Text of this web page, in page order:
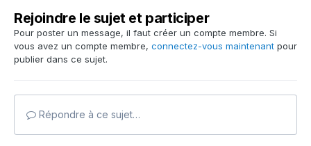
Rejoindre le sujet et participer
Pour poster un message, il faut créer un compte membre. Si
vous avez un compte membre, connectez-vous maintenant pour
publier dans ce sujet.
Répondre à ce sujet…